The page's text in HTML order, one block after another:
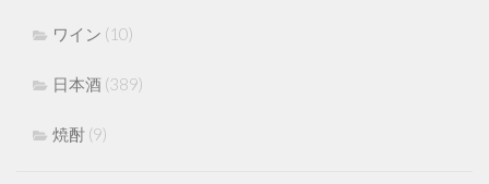
ワイン (10)
日本酒 (389)
焼酎 (9)